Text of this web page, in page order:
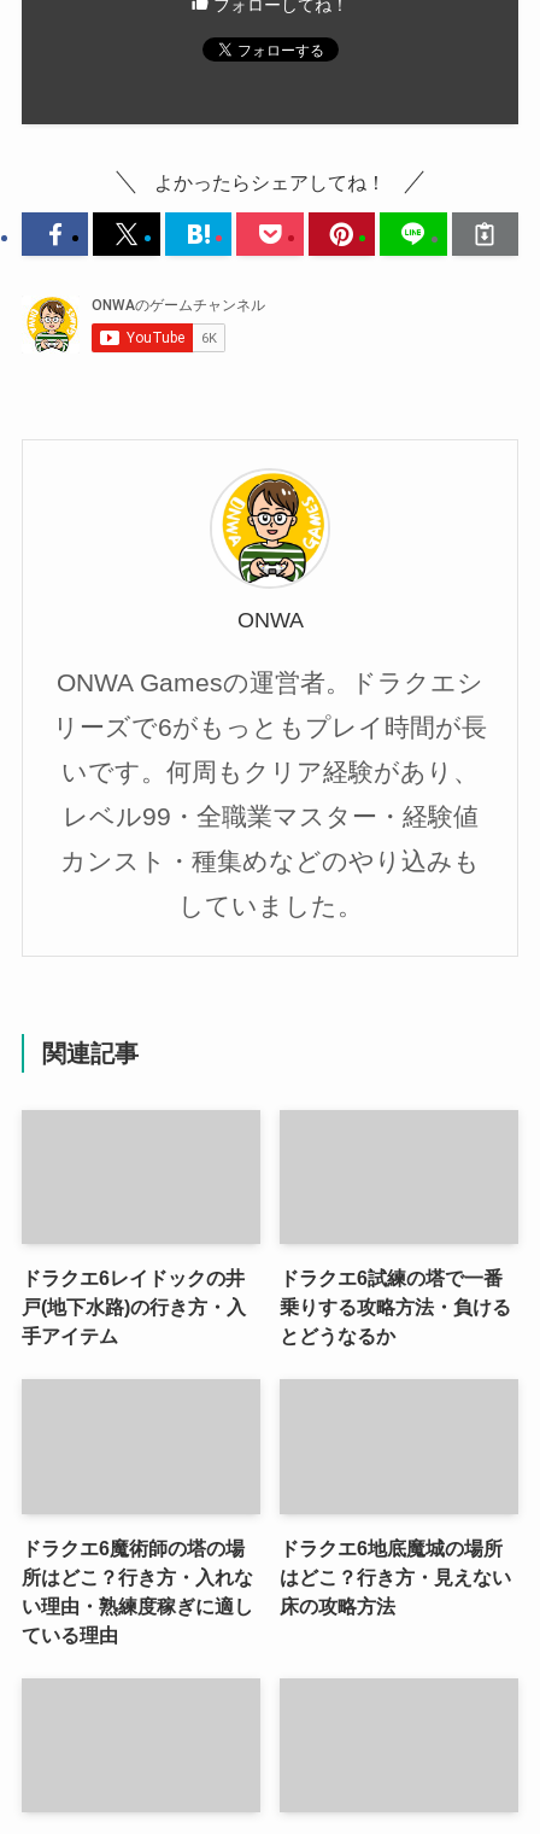
フォローしてね！
よかったらシェアしてね！
ONWA
ONWA Gamesの運営者。ドラクエシ
リーズで6がもっともプレイ時間が長
いです。何周もクリア経験があり、
レベル99・全職業マスター・経験値
カンスト・種集めなどのやり込みも
していました。
関連記事
ドラクエ6レイドックの井
戸(地下水路)の行き方・入
手アイテム
ドラクエ6試練の塔で一番
乗りする攻略方法・負ける
とどうなるか
ドラクエ6魔術師の塔の場
所はどこ？行き方・入れな
い理由・熟練度稼ぎに適し
ている理由
ドラクエ6地底魔城の場所
はどこ？行き方・見えない
床の攻略方法